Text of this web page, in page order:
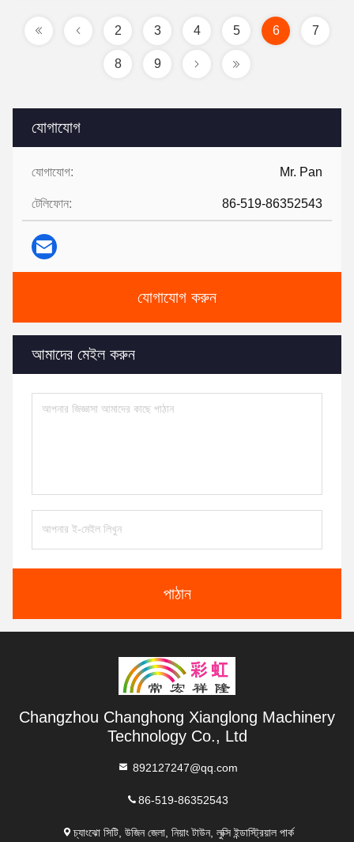
যোগাযোগ
যোগাযোগ: Mr. Pan
টেলিফোন: 86-519-86352543
যোগাযোগ করুন
আমাদের মেইল ​​করুন
পাঠান
2 3 4 5 6 7
8 9
Changzhou Changhong Xianglong Machinery
Technology Co., Ltd
892127247@qq.com
86-519-86352543
চ্যাংঝো সিটি, উজিন জেলা, নিয়াং টাউন, লুক্সি ইন্ডাস্ট্রিয়াল পার্ক